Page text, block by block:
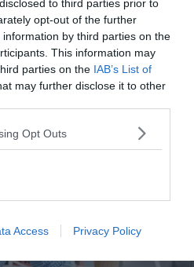
to third parties prior to
opt-out of the further
by third parties on the
This information may
parties on the IAB’s List of
may further disclose it to other
Opt Outs
Access Privacy Policy
pour le Népal ?